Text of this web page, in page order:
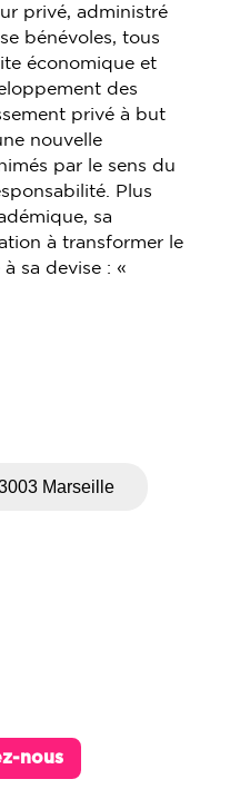
privé, administré
bénévoles, tous
économique et
des
privé à but
nouvelle
par le sens du
Plus
sa
à transformer le
sa devise : «
Marseille
nous